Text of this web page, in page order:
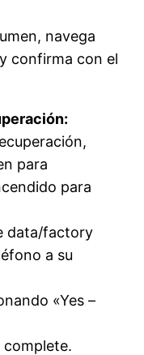
navega
confirma con el
para
para
data/factory
a su
«Yes –
complete.